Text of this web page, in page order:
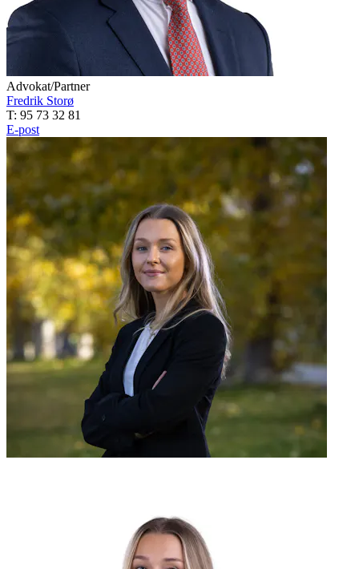
Advokat/Partner
Fredrik Storø
T: 95 73 32 81
E-post